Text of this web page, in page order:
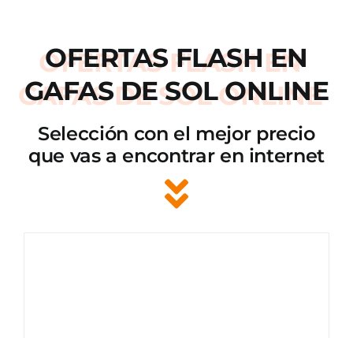
OFERTAS FLASH EN
GAFAS DE SOL ONLINE
Selección con el mejor precio
que vas a encontrar en internet